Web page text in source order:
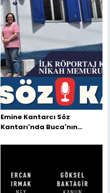
Emine Kantarcı Söz
Kantarı'nda Buca'nın
Yazdı